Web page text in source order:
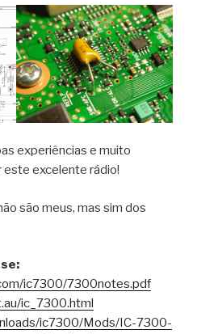
experiências e muito
este excelente rádio!
são meus, mas sim dos
ic7300/7300notes.pdf
ic_7300.html
ic7300/Mods/IC-7300-